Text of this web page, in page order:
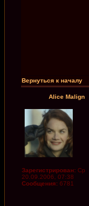
Вернуться к началу
Alice Malign
Зарегистрирован: Ср
20.09.2006, 07:38
Сообщения: 6781